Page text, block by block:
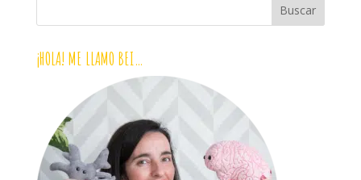
¡HOLA! ME LLAMO BEI…